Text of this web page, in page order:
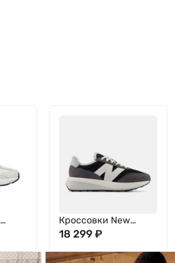
Кроссовки New
Balance 370 U370AE
18 299₽